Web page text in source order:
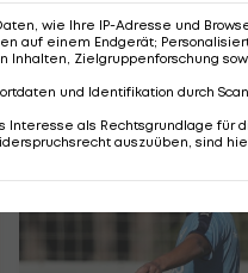
wie Ihre IP-Adresse und
auf einem Endgerät;
Inhalten, Zielgruppenforschung
und Identifikation durch
als Rechtsgrundlage für
auszuüben, sind